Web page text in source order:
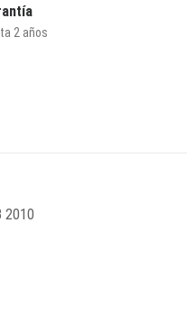
2 años
2010